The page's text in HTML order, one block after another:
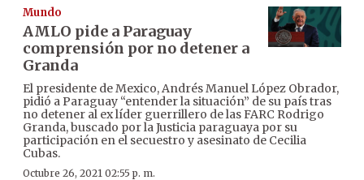
Mundo
AMLO pide a Paraguay
comprensión por no detener a
Granda
El presidente de Mexico, Andrés Manuel López Obrador,
pidió a Paraguay “entender la situación” de su país tras
no detener al ex líder guerrillero de las FARC Rodrigo
Granda, buscado por la Justicia paraguaya por su
participación en el secuestro y asesinato de Cecilia
Cubas.
Octubre 26, 2021 02:55 p. m.